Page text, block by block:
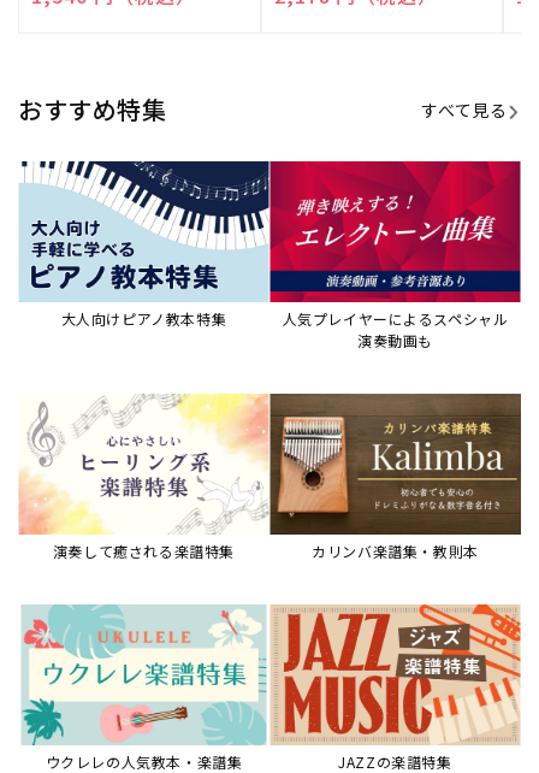
JAZZの楽譜特集
おすすめ記事 すべて見る
【第21回公開】なぜ人々は祭りを
必要とするのか？祭りの今を見つ
める現地ルポ
【第16回公開】ヨーロッパを拠点
に世界を駆けまわる阿部加奈子の
今に迫る